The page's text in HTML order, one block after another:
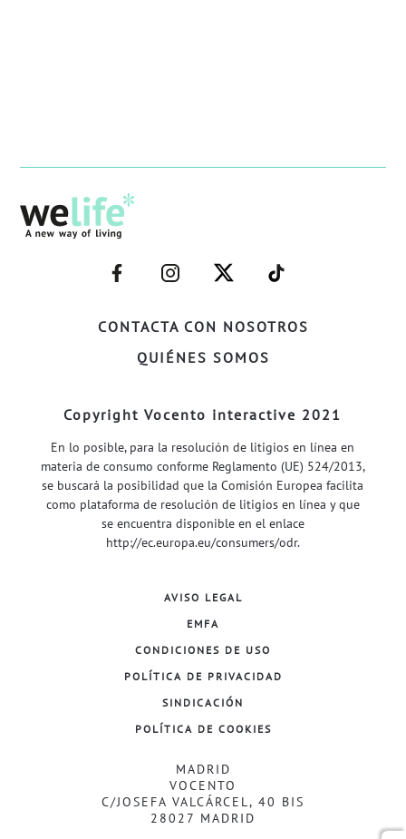
CONTACTA CON NOSOTROS
QUIÉNES SOMOS
–
FACEBOOK–
–
INSTAGRAM–
–
TWITTER–
–
WELIFE–
Copyright Vocento interactive 2021
En lo posible, para la resolución de litigios en línea en
materia de consumo conforme Reglamento (UE) 524/2013,
se buscará la posibilidad que la Comisión Europea facilita
como plataforma de resolución de litigios en línea y que
se encuentra disponible en el enlace
http://ec.europa.eu/consumers/odr.
AVISO LEGAL
EMFA
CONDICIONES DE USO
POLÍTICA DE PRIVACIDAD
SINDICACIÓN
POLÍTICA DE COOKIES
MADRID
VOCENTO
C/JOSEFA VALCÁRCEL, 40 BIS
28027 MADRID